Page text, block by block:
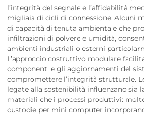
l’integrità del segnale e l’affidabilità
migliaia di cicli di connessione. Alcuni
di capacità di tenuta ambientale che
infiltrazioni di polvere e umidità,
ambienti industriali o esterni
L’approccio costruttivo modulare
componenti e gli aggiornamenti del
compromettere l’integrità strutturale.
legate alla sostenibilità influenzano sia
materiali che i processi produttivi:
custodie per mini computer